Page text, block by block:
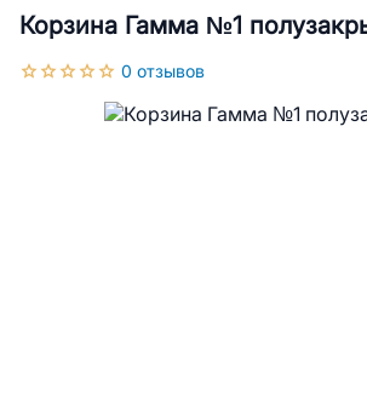
Корзина Гамма №1
0 отзывов